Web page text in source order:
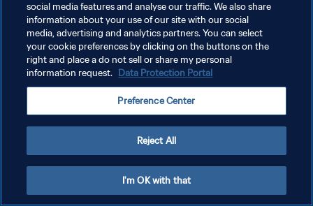
PRIVACY POLICY
TERMINI DI SERVIZIO
GESTISCI LE TUE PREFERENZE PER I COOKIES
social media features and analyse our traffic. We also share
information about your use of our site with our social
media, advertising and analytics partners. You can select
your cookie preferences by clicking on the buttons on the
right and place a do not sell or share my personal
information request. Data Protection Portal
Preference Center
Reject All
I'm OK with that